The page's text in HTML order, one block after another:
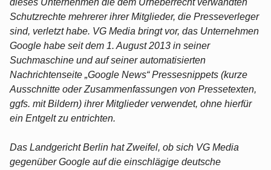
dieses Unternehmen die dem Urheberrecht verwandten
Schutzrechte mehrerer ihrer Mitglieder, die Presseverleger
sind, verletzt habe. VG Media bringt vor, das Unternehmen
Google habe seit dem 1. August 2013 in seiner
Suchmaschine und auf seiner automatisierten
Nachrichtenseite „Google News“ Pressesnippets (kurze
Ausschnitte oder Zusammenfassungen von Pressetexten,
ggfs. mit Bildern) ihrer Mitglieder verwendet, ohne hierfür
ein Entgelt zu entrichten.
Das Landgericht Berlin hat Zweifel, ob sich VG Media
gegenüber Google auf die einschlägige deutsche